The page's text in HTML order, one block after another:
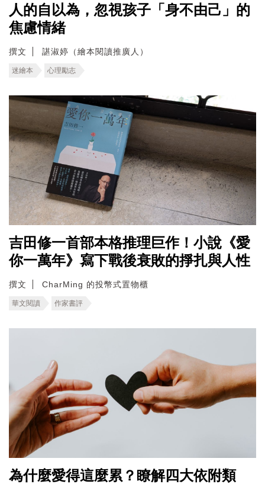
人的自以為，忽視孩子「身不由己」的
焦慮情緒
撰文 諶淑婷（繪本閱讀推廣人）
迷繪本 心理勵志
吉田修一首部本格推理巨作！小說《愛
你一萬年》寫下戰後衰敗的掙扎與人性
撰文 CharMing 的投幣式置物櫃
華文閱讀 作家書評
為什麼愛得這麼累？瞭解四大依附類